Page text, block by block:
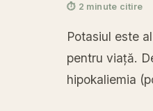
⏱ 2 minute citire
Potasiul este
pentru viață.
hipokaliemia